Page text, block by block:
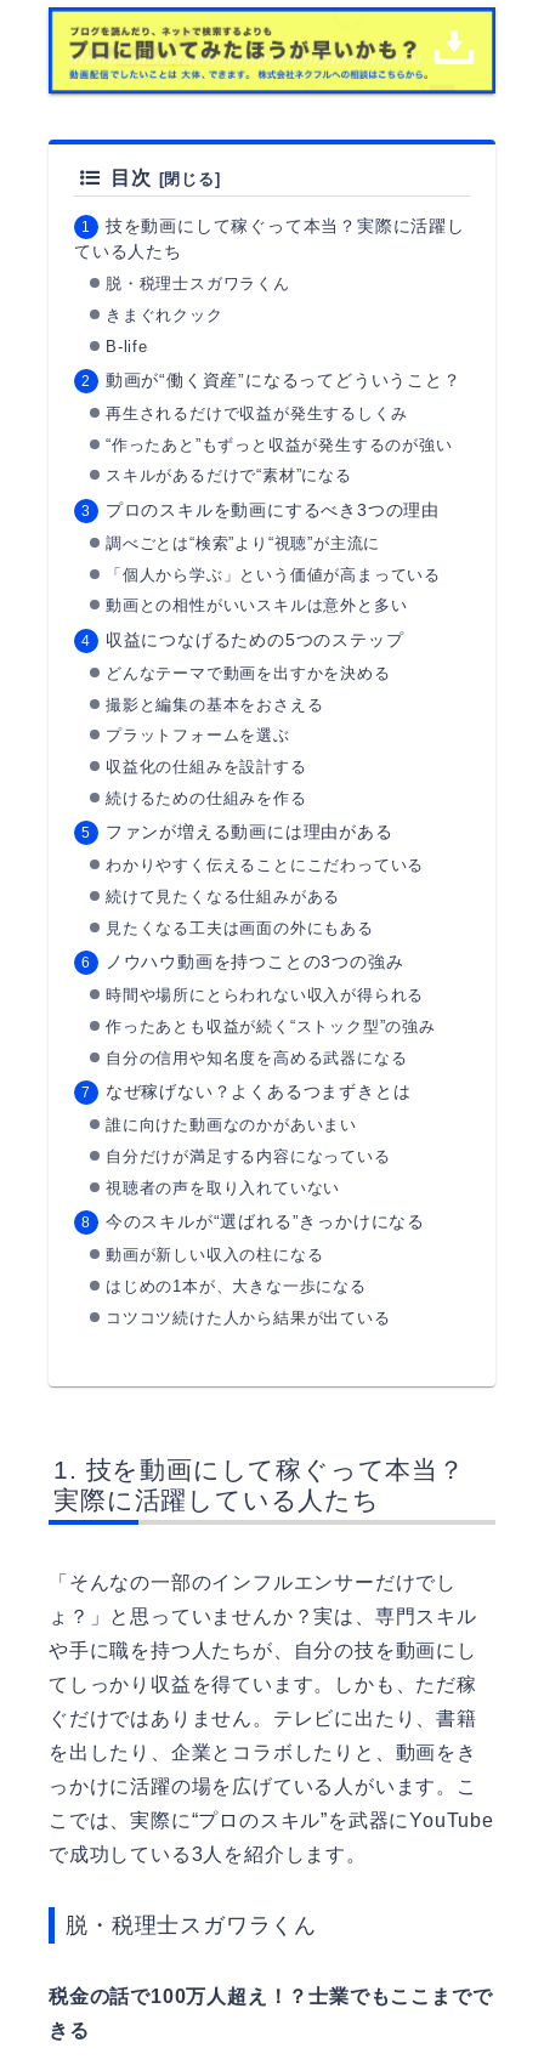
目次
技を動画にして稼ぐって本当？実際に活躍し
ている人たち
脱・税理士スガワラくん
きまぐれクック
B-life
動画が“働く資産”になるってどういうこと？
再生されるだけで収益が発生するしくみ
“作ったあと”もずっと収益が発生するのが強い
スキルがあるだけで“素材”になる
プロのスキルを動画にするべき3つの理由
調べごとは“検索”より“視聴”が主流に
「個人から学ぶ」という価値が高まっている
動画との相性がいいスキルは意外と多い
収益につなげるための5つのステップ
どんなテーマで動画を出すかを決める
撮影と編集の基本をおさえる
プラットフォームを選ぶ
収益化の仕組みを設計する
続けるための仕組みを作る
ファンが増える動画には理由がある
わかりやすく伝えることにこだわっている
続けて見たくなる仕組みがある
見たくなる工夫は画面の外にもある
ノウハウ動画を持つことの3つの強み
時間や場所にとらわれない収入が得られる
作ったあとも収益が続く“ストック型”の強み
自分の信用や知名度を高める武器になる
なぜ稼げない？よくあるつまずきとは
誰に向けた動画なのかがあいまい
自分だけが満足する内容になっている
視聴者の声を取り入れていない
今のスキルが“選ばれる”きっかけになる
動画が新しい収入の柱になる
はじめの1本が、大きな一歩になる
コツコツ続けた人から結果が出ている
技を動画にして稼ぐって本当？
実際に活躍している人たち
「そんなの一部のインフルエンサーだけでし
ょ？」と思っていませんか？実は、専門スキル
や手に職を持つ人たちが、自分の技を動画にし
てしっかり収益を得ています。しかも、ただ稼
ぐだけではありません。テレビに出たり、書籍
を出したり、企業とコラボしたりと、動画をき
っかけに活躍の場を広げている人がいます。こ
こでは、実際に“プロのスキル”を武器にYouTube
で成功している3人を紹介します。
脱・税理士スガワラくん
税金の話で100万人超え！？士業でもここまでで
きる